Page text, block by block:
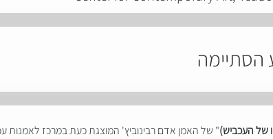
הסתיימה
של העכביש)" של האמן אדם רבינוביץ' המוצגת כעת במרכז לאמנות